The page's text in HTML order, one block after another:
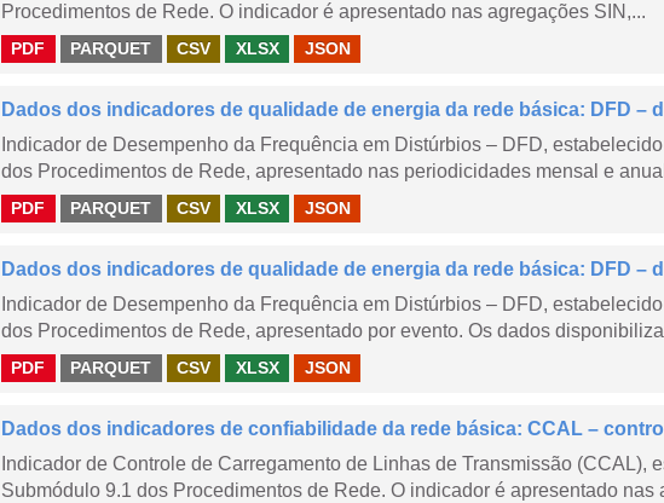
Procedimentos de Rede. O indicador é apresentado nas agregações SIN,...
PDF PARQUET CSV XLSX JSON
Dados dos indicadores de qualidade de energia da rede básica: DFD –
Indicador de Desempenho da Frequência em Distúrbios – DFD,
dos Procedimentos de Rede, apresentado nas periodicidades mensal e
PDF PARQUET CSV XLSX JSON
Dados dos indicadores de qualidade de energia da rede básica: DFD –
Indicador de Desempenho da Frequência em Distúrbios – DFD,
dos Procedimentos de Rede, apresentado por evento. Os dados
PDF PARQUET CSV XLSX JSON
Dados dos indicadores de confiabilidade da rede básica: CCAL –
Indicador de Controle de Carregamento de Linhas de Transmissão (CCAL),
Submódulo 9.1 dos Procedimentos de Rede. O indicador é apresentado nas